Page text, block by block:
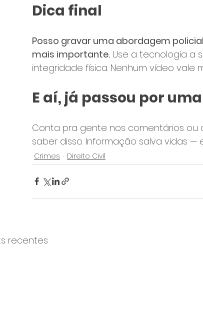
Dica final
Posso gravar uma abordagem
mais importante. Use a tecnologia a
integridade física. Nenhum vídeo vale
E aí, já passou por
Conta pra gente nos comentários
saber disso. Informação salva vidas —
Crimes Direito Civil
recentes